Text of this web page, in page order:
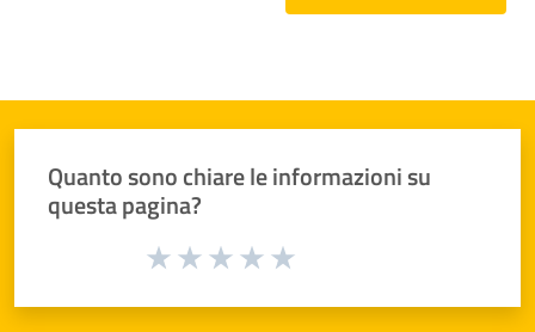
Quanto sono chiare le informazioni su
questa pagina?
Valuta da 1 a 5 stelle la pagina